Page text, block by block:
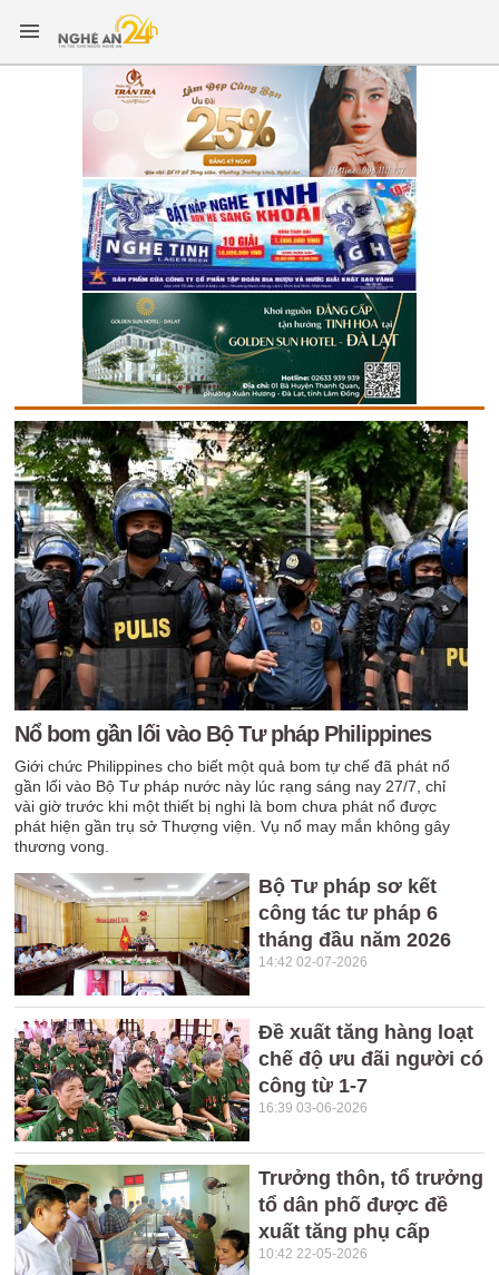
Nổ bom gần lối vào Bộ Tư pháp Philippines
Giới chức Philippines cho biết một quả bom tự chế đã phát nổ
gần lối vào Bộ Tư pháp nước này lúc rạng sáng nay 27/7, chỉ
vài giờ trước khi một thiết bị nghi là bom chưa phát nổ được
phát hiện gần trụ sở Thượng viện. Vụ nổ may mắn không gây
thương vong.
Bộ Tư pháp sơ kết
công tác tư pháp 6
tháng đầu năm 2026
14:42 02-07-2026
Đề xuất tăng hàng loạt
chế độ ưu đãi người có
công từ 1-7
16:39 03-06-2026
Trưởng thôn, tổ trưởng
tổ dân phố được đề
xuất tăng phụ cấp
10:42 22-05-2026